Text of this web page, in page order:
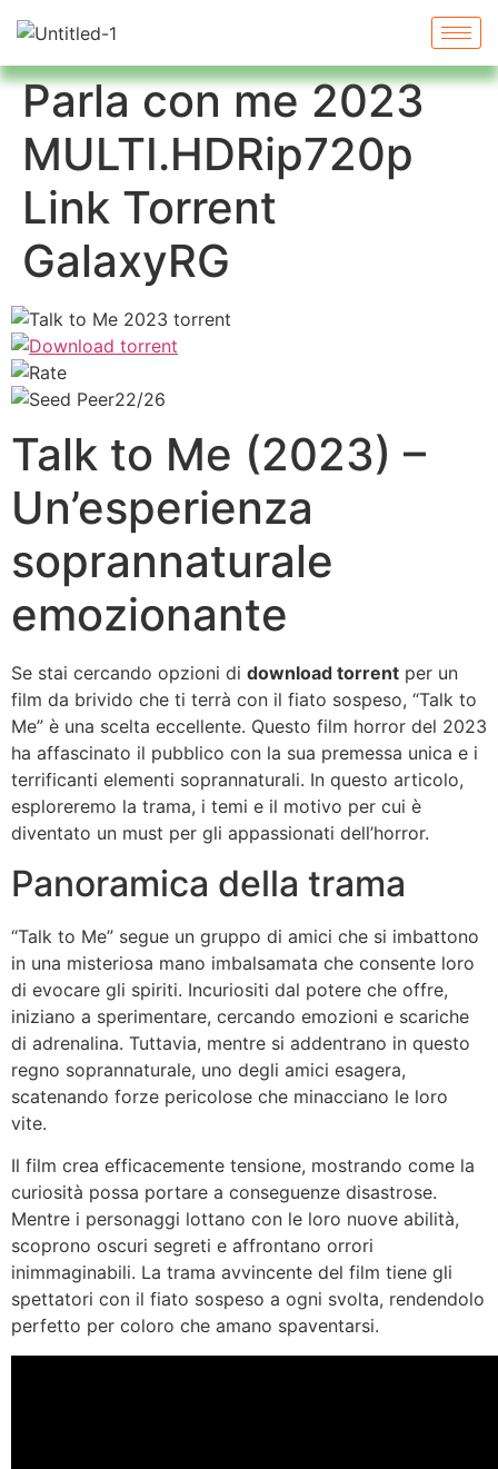
Parla con me 2023
MULTI.HDRip720p
Link Torrent
GalaxyRG
22/26
Talk to Me (2023) –
Un’esperienza
soprannaturale
emozionante
Se stai cercando opzioni di download torrent per un
film da brivido che ti terrà con il fiato sospeso, “Talk to
Me” è una scelta eccellente. Questo film horror del 2023
ha affascinato il pubblico con la sua premessa unica e i
terrificanti elementi soprannaturali. In questo articolo,
esploreremo la trama, i temi e il motivo per cui è
diventato un must per gli appassionati dell’horror.
Panoramica della trama
“Talk to Me” segue un gruppo di amici che si imbattono
in una misteriosa mano imbalsamata che consente loro
di evocare gli spiriti. Incuriositi dal potere che offre,
iniziano a sperimentare, cercando emozioni e scariche
di adrenalina. Tuttavia, mentre si addentrano in questo
regno soprannaturale, uno degli amici esagera,
scatenando forze pericolose che minacciano le loro
vite.
Il film crea efficacemente tensione, mostrando come la
curiosità possa portare a conseguenze disastrose.
Mentre i personaggi lottano con le loro nuove abilità,
scoprono oscuri segreti e affrontano orrori
inimmaginabili. La trama avvincente del film tiene gli
spettatori con il fiato sospeso a ogni svolta, rendendolo
perfetto per coloro che amano spaventarsi.